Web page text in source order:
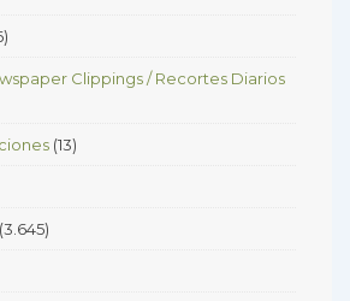
Clippings / Recortes Diarios
(13)
(3.645)